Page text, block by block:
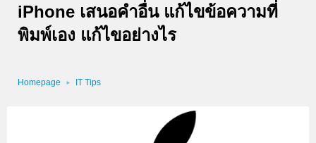
iPhone เสนอคำอื่น แก้ไขข้อความที่
พิมพ์เอง แก้ไขอย่างไร
Homepage IT Tips